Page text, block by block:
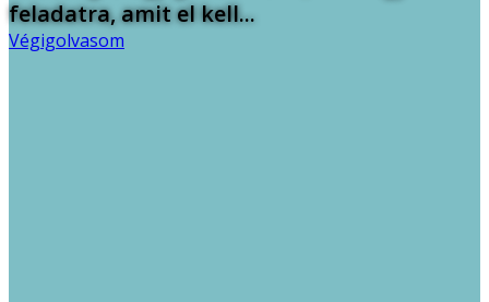
feladatra, amit el kell...
Végigolvasom